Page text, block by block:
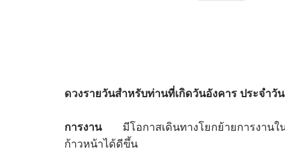
ดวงรายวันสำหรับท่านที่เกิดวันอังคาร ประจำวั
การงานมีโอกาสเดินทางโยกย้ายการงานใ
ก้าวหน้าได้ดีขึ้น